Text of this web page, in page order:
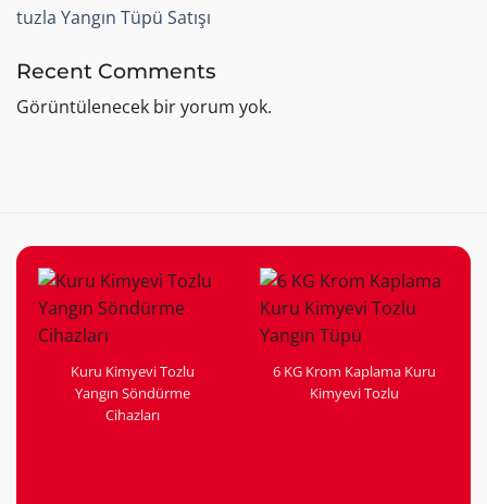
tuzla Yangın Tüpü Satışı
Recent Comments
Görüntülenecek bir yorum yok.
Kuru Kimyevi Tozlu
Yangın Söndürme
Cihazları
6 KG Krom Kaplama Kuru
Kimyevi Tozlu